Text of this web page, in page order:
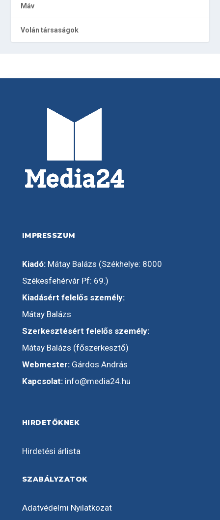
Máv
Volán társaságok
IMPRESSZUM
Kiadó:Mátay Balázs (Székhelye: 8000
Székesfehérvár Pf: 69.)
Kiadásért felelős személy:
Mátay Balázs
Szerkesztésért felelős személy:
Mátay Balázs (főszerkesztő)
Webmester:Gárdos András
Kapcsolat: info@media24.hu
HIRDETŐKNEK
Hirdetési árlista
SZABÁLYZATOK
Adatvédelmi Nyilatkozat